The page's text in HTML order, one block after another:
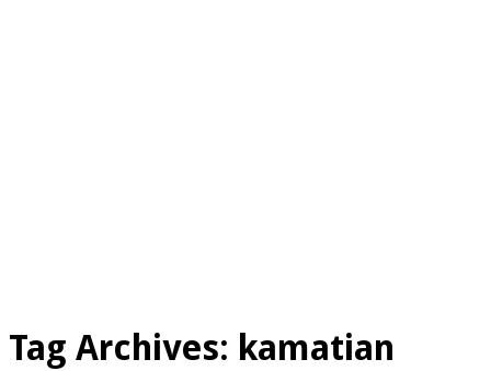
Tag Archives: kamatian